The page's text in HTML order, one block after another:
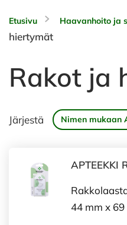
Etusivu Haavanhoito ja
hiertymät
Rakot ja
Järjestä Nimen mukaan
APTEEKKI
44 mm x 69